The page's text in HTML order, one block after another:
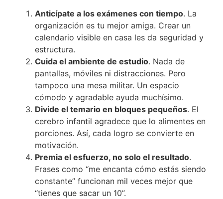
Anticípate a los exámenes con tiempo. La
organización es tu mejor amiga. Crear un
calendario visible en casa les da seguridad y
estructura.
Cuida el ambiente de estudio. Nada de
pantallas, móviles ni distracciones. Pero
tampoco una mesa militar. Un espacio
cómodo y agradable ayuda muchísimo.
Divide el temario en bloques pequeños. El
cerebro infantil agradece que lo alimentes en
porciones. Así, cada logro se convierte en
motivación.
Premia el esfuerzo, no solo el resultado.
Frases como “me encanta cómo estás siendo
constante” funcionan mil veces mejor que
“tienes que sacar un 10”.